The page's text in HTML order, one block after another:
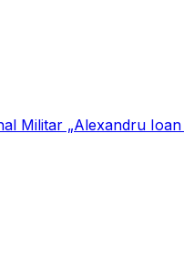
Militar „Alexandru Ioan